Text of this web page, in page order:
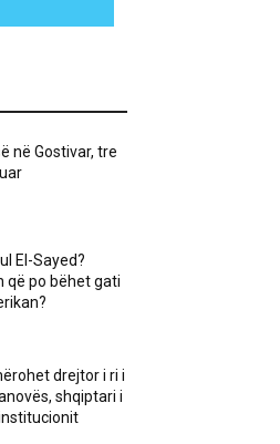
në Gostivar, tre
El-Sayed?
që po bëhet gati
drejtor i ri i
shqiptari i